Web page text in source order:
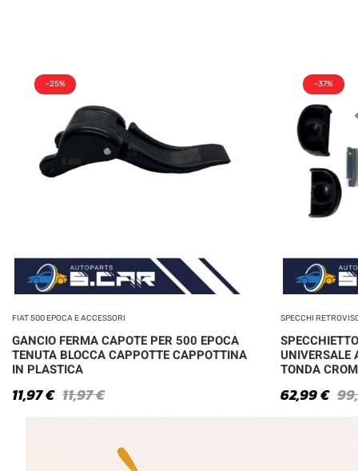
-25%
FIAT 500 EPOCA E ACCESSORI
GANCIO FERMA CAPOTE PER 500 EPOCA
TENUTA BLOCCA CAPPOTTE CAPPOTTINA
IN PLASTICA
11,97€
11,97€
-37%
SPECCHI
UNIVERSALE
TONDA
62,99€